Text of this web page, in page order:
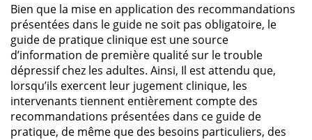
Bien que la mise en application des recommandations
présentées dans le guide ne soit pas obligatoire, le
guide de pratique clinique est une source
d’information de première qualité sur le trouble
dépressif chez les adultes. Ainsi, Il est attendu que,
lorsqu’ils exercent leur jugement clinique, les
intervenants tiennent entièrement compte des
recommandations présentées dans ce guide de
pratique, de même que des besoins particuliers, des